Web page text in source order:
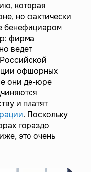
которая
но фактически
бенефициаром
фирма
ведет
офшорных
они де-юре
и платят
. Поскольку
гораздо
это очень